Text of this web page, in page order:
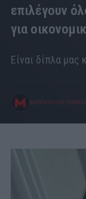
επιλέγουν
για
Είναι δίπλα μας
MENSHOUSE TEAM